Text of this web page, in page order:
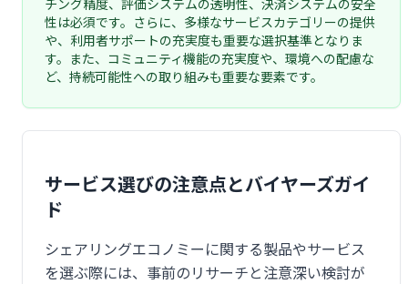
チング精度、評価システムの透明性、決済システムの安全
性は必須です。さらに、多様なサービスカテゴリーの提供
や、利用者サポートの充実度も重要な選択基準となりま
す。また、コミュニティ機能の充実度や、環境への配慮な
ど、持続可能性への取り組みも重要な要素です。
サービス選びの注意点とバイヤーズガイ
ド
シェアリングエコノミーに関する製品やサービス
を選ぶ際には、事前のリサーチと注意深い検討が